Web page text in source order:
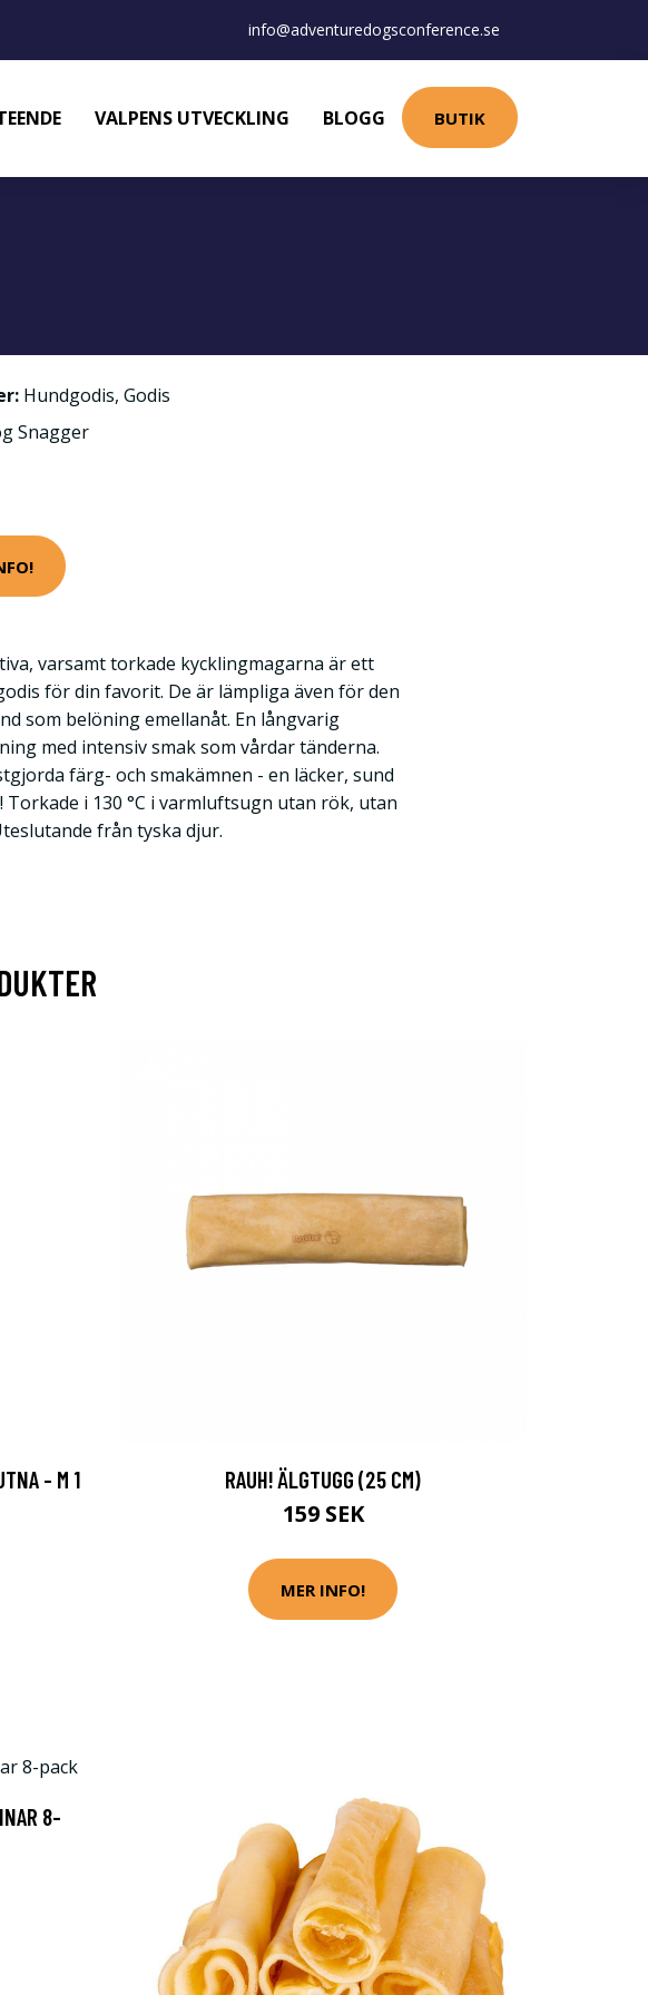
info@adventuredogsconference.se
VALPENS UTVECKLING BLOGG BUTIK
Hundgodis, Godis
Snagger
varsamt torkade kycklingmagarna är ett
för din favorit. De är lämpliga även för den
som belöning emellanåt. En långvarig
med intensiv smak som vårdar tänderna.
färg- och smakämnen - en läcker, sund
Torkade i 130 °C i varmluftsugn utan rök, utan
från tyska djur.
- M 1
RAUH! ÄLGTUGG (25 CM)
159 SEK
MER INFO!
8-